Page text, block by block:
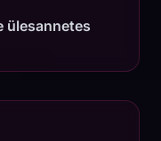
ülesannetes